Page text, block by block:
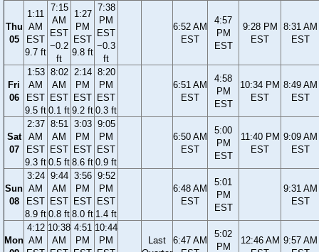
Thu
05
1:11
AM
EST
9.7 ft
7:15
AM
EST
−0.2
ft
1:27
PM
EST
9.8 ft
7:38
PM
EST
−0.3
ft
6:52 AM
EST
4:57
PM
EST
9:28 PM
EST
8:31 AM
EST
Fri
06
1:53
AM
EST
9.5 ft
8:02
AM
EST
0.1 ft
2:14
PM
EST
9.2 ft
8:20
PM
EST
0.3 ft
6:51 AM
EST
4:58
PM
EST
10:34 PM
EST
8:49 AM
EST
Sat
07
2:37
AM
EST
9.3 ft
8:51
AM
EST
0.5 ft
3:03
PM
EST
8.6 ft
9:05
PM
EST
0.9 ft
6:50 AM
EST
5:00
PM
EST
11:40 PM
EST
9:09 AM
EST
Sun
08
3:24
AM
EST
8.9 ft
9:44
AM
EST
0.8 ft
3:56
PM
EST
8.0 ft
9:52
PM
EST
1.4 ft
6:48 AM
EST
5:01
PM
EST
9:31 AM
EST
Mon
4:12
AM
10:38
AM
4:51
PM
10:44
PM
Last
6:47 AM
5:02
PM
12:46 AM 9:57 AM